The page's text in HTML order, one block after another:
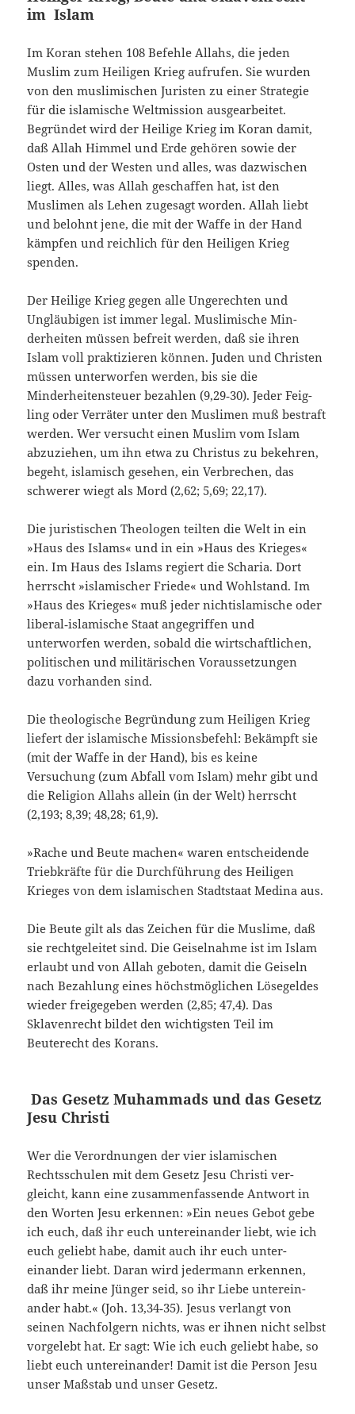
im Islam
Im Koran stehen 108 Befehle Allahs, die jeden
Muslim zum Heiligen Krieg aufrufen. Sie wur­den
von den muslimischen Juristen zu einer Stra­tegie
für die islamische Weltmission ausgearbei­tet.
Begründet wird der Heilige Krieg im Koran damit,
daß Allah Himmel und Erde gehören so­wie der
Osten und der Westen und alles, was dazwischen
liegt. Alles, was Allah geschaffen hat, ist den
Muslimen als Lehen zugesagt worden. Allah liebt
und belohnt jene, die mit der Waffe in der Hand
kämpfen und reichlich für den Heiligen Krieg
spenden.
Der Heilige Krieg gegen alle Ungerechten und
Ungläubigen ist immer legal. Muslimische Min­
derheiten müssen befreit werden, daß sie ihren
Islam voll praktizieren können. Juden und Chris­ten
müssen unterworfen werden, bis sie die
Minderheitensteuer bezahlen (9,29‑30). Jeder Feig­
ling oder Verräter unter den Muslimen muß be­straft
werden. Wer versucht einen Muslim vom Islam
abzuziehen, um ihn etwa zu Christus zu bekehren,
begeht, islamisch gesehen, ein Verbre­chen, das
schwerer wiegt als Mord (2,62; 5,69; 22,17).
Die juristischen Theologen teilten die Welt in ein
»Haus des Islams« und in ein »Haus des Krieges«
ein. Im Haus des Islams regiert die Scharia. Dort
herrscht »islamischer Friede« und Wohlstand. Im
»Haus des Krieges« muß jeder nichtislamische oder
liberal‑islamische Staat an­gegriffen und
unterworfen werden, sobald die wirtschaftlichen,
politischen und militärischen Voraussetzungen
dazu vorhanden sind.
Die theologische Begründung zum Heiligen Krieg
liefert der islamische Missionsbefehl: Bekämpft sie
(mit der Waffe in der Hand), bis es keine
Versuchung (zum Abfall vom Islam) mehr gibt und
die Religion Allahs allein (in der Welt) herrscht
(2,193; 8,39; 48,28; 61,9).
»Rache und Beute machen« waren entschei­dende
Triebkräfte für die Durchführung des Hei­ligen
Krieges von dem islamischen Stadtstaat Me­dina aus.
Die Beute gilt als das Zeichen für die Muslime, daß
sie rechtgeleitet sind. Die Geiselnahme ist im Islam
erlaubt und von Allah geboten, damit die Geiseln
nach Bezahlung eines höchstmöglichen Lösegeldes
wieder freigegeben werden (2,85; 47,4). Das
Sklavenrecht bildet den wichtigsten Teil im
Beuterecht des Korans.
Das Gesetz Muhammads und das Gesetz
Jesu Christi
Wer die Verordnungen der vier islamischen
Rechtsschulen mit dem Gesetz Jesu Christi ver­
gleicht, kann eine zusammenfassende Antwort in
den Worten Jesu erkennen: »Ein neues Gebot ge­be
ich euch, daß ihr euch untereinander liebt, wie ich
euch geliebt habe, damit auch ihr euch unter­
einander liebt. Daran wird jedermann erkennen,
daß ihr meine Jünger seid, so ihr Liebe unterein­
ander habt.« (Joh. 13,34‑35). Jesus verlangt von
seinen Nachfolgern nichts, was er ihnen nicht selbst
vorgelebt hat. Er sagt: Wie ich euch geliebt habe, so
liebt euch untereinander! Damit ist die Person Jesu
unser Maßstab und unser Gesetz.